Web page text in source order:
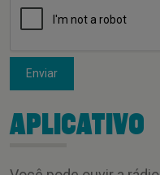
Enviar
APLICATIVO